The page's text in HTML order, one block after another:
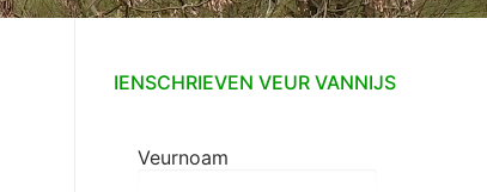
IENSCHRIEVEN VEUR VANNIJS
Veurnoam